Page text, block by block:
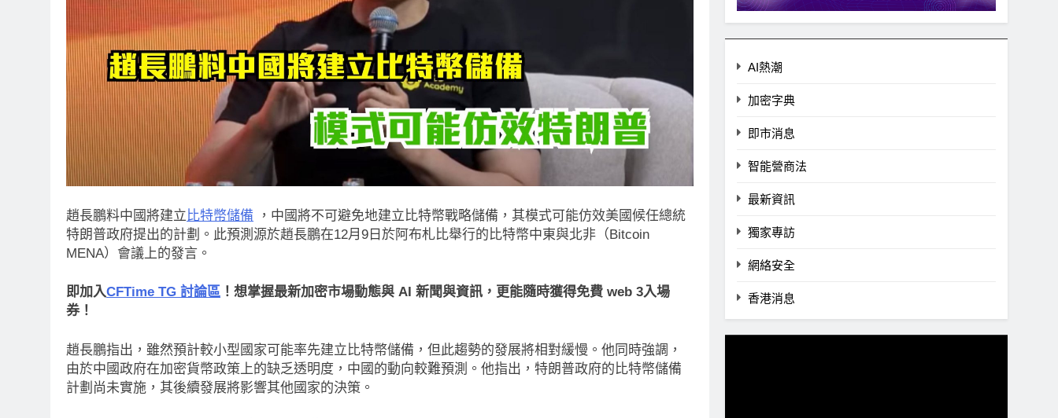
趙長鵬料中國將建立 比特幣儲備 ，中國將不可避免地建立比特幣戰略儲備，其模式可能仿效美國候任總統
特朗普政府提出的計劃。此預測源於趙長鵬在12月9日於阿布札比舉行的比特幣中東與北非（Bitcoin
MENA）會議上的發言。
即加入CFTime TG 討論區 ！想掌握最新加密市場動態與 AI 新聞與資訊，更能隨時獲得免費 web 3入場
券！
趙長鵬指出，雖然預計較小型國家可能率先建立比特幣儲備，但此趨勢的發展將相對緩慢。他同時強調，
由於中國政府在加密貨幣政策上的缺乏透明度，中國的動向較難預測。他指出，特朗普政府的比特幣儲備
計劃尚未實施，其後續發展將影響其他國家的決策。
AI熱潮
加密字典
即市消息
智能營商法
最新資訊
獨家專訪
網絡安全
香港消息